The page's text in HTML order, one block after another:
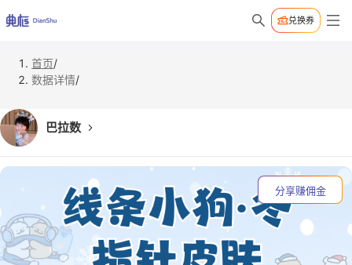
兑换券
首页/
数据详情/
巴拉数
分享赚佣金